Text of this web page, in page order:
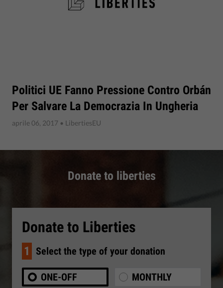
Politici UE Fanno Pressione Contro Orbán
Per Salvare La Democrazia In Ungheria
aprile 06, 2017 • LibertiesEU
Donate to liberties
Donate to Liberties
1 Select the type of your donation
ONE-OFF MONTHLY